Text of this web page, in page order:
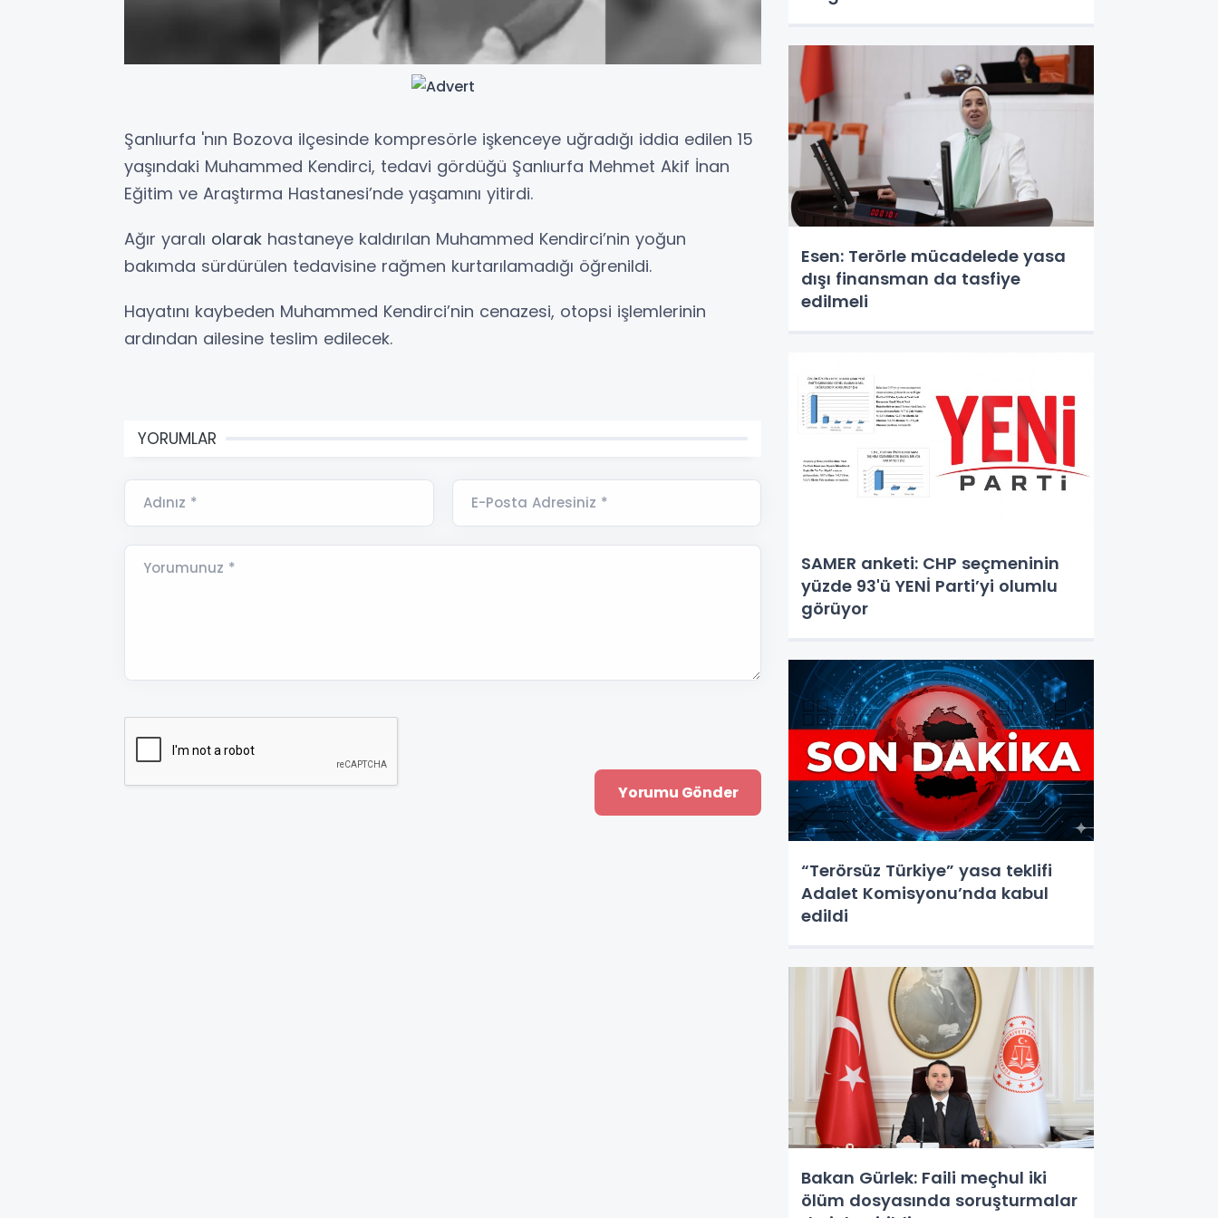
Şanlıurfa 'nın Bozova ilçesinde kompresörle işkenceye uğradığı iddia edilen 15
yaşındaki Muhammed Kendirci, tedavi gördüğü Şanlıurfa Mehmet Akif İnan
Eğitim ve Araştırma Hastanesi’nde yaşamını yitirdi.
Ağır yaralı olarak hastaneye kaldırılan Muhammed Kendirci’nin yoğun
bakımda sürdürülen tedavisine rağmen kurtarılamadığı öğrenildi.
Hayatını kaybeden Muhammed Kendirci’nin cenazesi, otopsi işlemlerinin
ardından ailesine teslim edilecek.
YORUMLAR
Adınız * E-Posta Adresiniz *
Yorumunuz *
Esen: Terörle mücadelede yasa
dışı finansman da tasfiye
edilmeli
SAMER anketi: CHP seçmeninin
yüzde 93'ü YENİ Parti’yi olumlu
görüyor
“Terörsüz Türkiye” yasa teklifi
Adalet Komisyonu’nda kabul
edildi
Bakan Gürlek: Faili meçhul iki
ölüm dosyasında soruşturmalar